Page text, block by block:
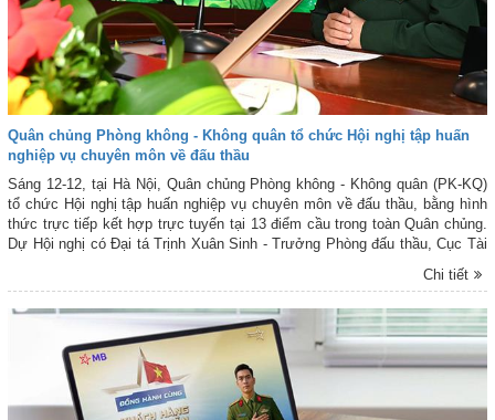
Quân chủng Phòng không - Không quân tổ chức Hội nghị tập huấn
nghiệp vụ chuyên môn về đấu thầu
Sáng 12-12, tại Hà Nội, Quân chủng Phòng không - Không quân (PK-KQ)
tổ chức Hội nghị tập huấn nghiệp vụ chuyên môn về đấu thầu, bằng hình
thức trực tiếp kết hợp trực tuyến tại 13 điểm cầu trong toàn Quân chủng.
Dự Hội nghị có Đại tá Trịnh Xuân Sinh - Trưởng Phòng đấu thầu, Cục Tài
chính (Bộ Quốc phòng); Đại tá Thái Doãn Hạnh - Trưởng Phòng Tài chính
Quân chủng PK-KQ và 950 đồng chí là lãnh đạo chỉ huy, những người
hàng hóa, vật tư chi tiêu nghiệp vụ, mua sắm vũ khí trang thiết bị kỹ
thuật, khí tài... của các phòng, ban cơ quan, đơn vị trong Quân chủng PK-
Chi tiết